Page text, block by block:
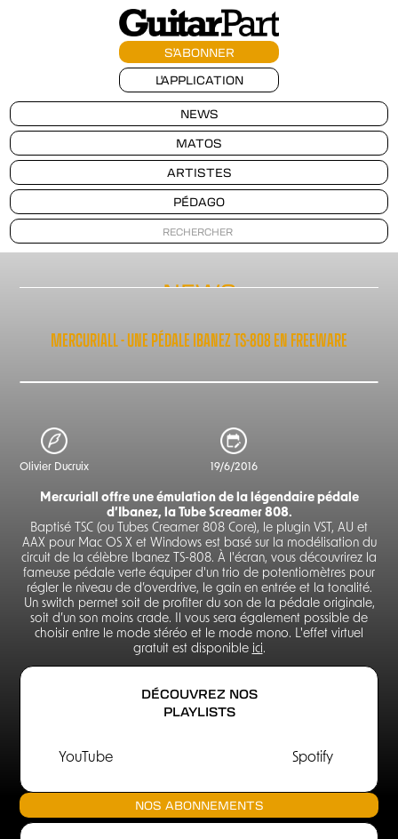
S'ABONNER
L'APPLICATION
NEWS
MATOS
ARTISTES
PÉDAGO
NEWS
MERCURIALL - UNE PÉDALE IBANEZ TS-808 EN FREEWARE
Olivier Ducruix 19/6/2016
Mercuriall offre une émulation de la légendaire pédale
d’Ibanez, la Tube Screamer 808.
Baptisé TSC (ou Tubes Creamer 808 Core), le plugin VST, AU et
AAX pour Mac OS X et Windows est basé sur la modélisation du
circuit de la célèbre Ibanez TS-808. À l'écran, vous découvrirez la
fameuse pédale verte équiper d'un trio de potentiomètres pour
régler le niveau de d’overdrive, le gain en entrée et la tonalité.
Un switch permet soit de profiter du son de la pédale originale,
soit d’un son moins crade. Il vous sera également possible de
choisir entre le mode stéréo et le mode mono. L'effet virtuel
gratuit est disponible ici.
DÉCOUVREZ NOS
PLAYLISTS
YouTube Spotify
NOS ABONNEMENTS